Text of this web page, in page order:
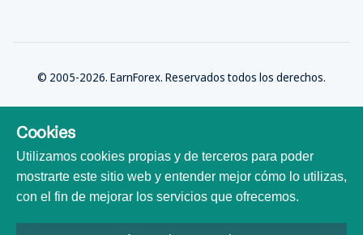
© 2005-2026. EarnForex. Reservados todos los derechos.
Desarrollado por
Cookies
Utilizamos cookies propias y de terceros para poder
mostrarte este sitio web y entender mejor cómo lo utilizas,
con el fin de mejorar los servicios que ofrecemos.